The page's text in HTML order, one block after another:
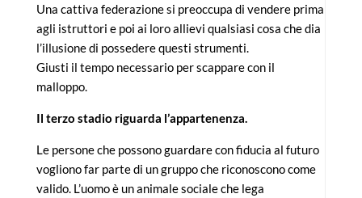
Una cattiva federazione si preoccupa di vendere prima
agli istruttori e poi ai loro allievi qualsiasi cosa che dia
l’illusione di possedere questi strumenti.
Giusti il tempo necessario per scappare con il
malloppo.
Il terzo stadio riguarda l’appartenenza.
Le persone che possono guardare con fiducia al futuro
vogliono far parte di un gruppo che riconoscono come
valido. L’uomo è un animale sociale che lega